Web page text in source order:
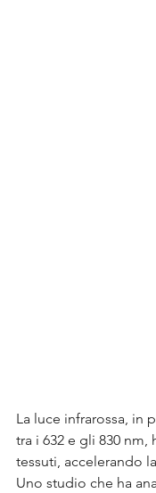
La luce infrarossa, in
tra i 632 e gli 830
tessuti, accelerando
Uno studio che ha